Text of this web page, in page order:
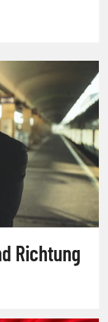
Richtung